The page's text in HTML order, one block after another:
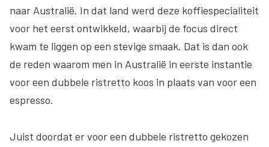
naar Australië. In dat land werd deze koffiespecialiteit
voor het eerst ontwikkeld, waarbij de focus direct
kwam te liggen op een stevige smaak. Dat is dan ook
de reden waarom men in Australië in eerste instantie
voor een dubbele ristretto koos in plaats van voor een
espresso.
Juist doordat er voor een dubbele ristretto gekozen